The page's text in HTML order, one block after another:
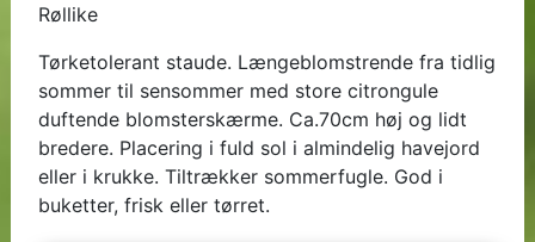
Røllike
Tørketolerant staude. Længeblomstrende fra tidlig
sommer til sensommer med store citrongule
duftende blomsterskærme. Ca.70cm høj og lidt
bredere. Placering i fuld sol i almindelig havejord
eller i krukke. Tiltrækker sommerfugle. God i
buketter, frisk eller tørret.